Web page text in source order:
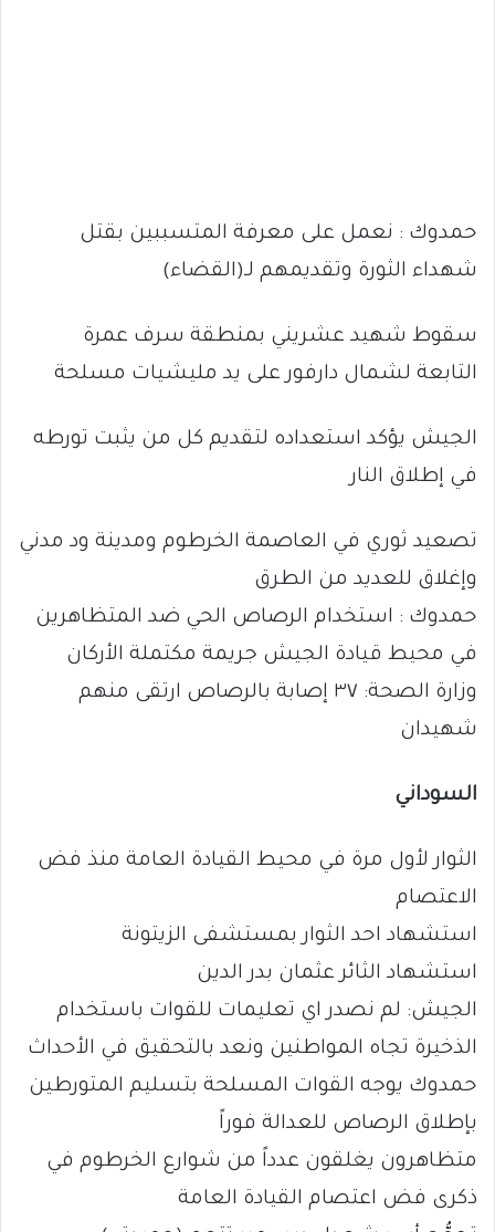
حمدوك : نعمل على معرفة المتسببين بقتل
شهداء الثورة وتقديمهم لـ(القضاء)
سقوط شهيد عشريني بمنطقة سرف عمرة
التابعة لشمال دارفور على يد مليشيات مسلحة
الجيش يؤكد استعداده لتقديم كل من يثبت تورطه
في إطلاق النار
تصعيد ثوري في العاصمة الخرطوم ومدينة ود مدني
وإغلاق للعديد من الطرق
حمدوك : استخدام الرصاص الحي ضد المتظاهرين
في محيط قيادة الجيش جريمة مكتملة الأركان
وزارة الصحة: ٣٧ إصابة بالرصاص ارتقى منهم
شهيدان
السوداني
الثوار لأول مرة في محيط القيادة العامة منذ فض
الاعتصام
استشهاد احد الثوار بمستشفى الزيتونة
استشهاد الثائر عثمان بدر الدين
الجيش: لم نصدر اي تعليمات للقوات باستخدام
الذخيرة تجاه المواطنين ونعد بالتحقيق في الأحداث
حمدوك يوجه القوات المسلحة بتسليم المتورطين
بإطلاق الرصاص للعدالة فوراً
متظاهرون يغلقون عدداً من شوارع الخرطوم في
ذكرى فض اعتصام القيادة العامة